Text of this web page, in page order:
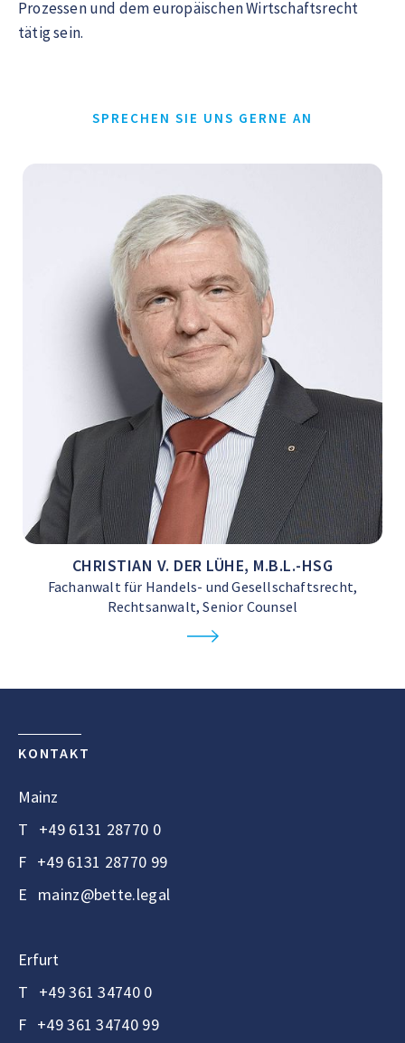
Prozessen und dem europäischen Wirtschaftsrecht
tätig sein.
SPRECHEN SIE UNS GERNE AN
CHRISTIAN V. DER LÜHE, M.B.L.-HSG
Fachanwalt für Handels- und Gesellschaftsrecht,
Rechtsanwalt, Senior Counsel
KONTAKT
Mainz
T +49 6131 28770 0
F +49 6131 28770 99
E mainz@bette.legal
Erfurt
T +49 361 34740 0
F +49 361 34740 99